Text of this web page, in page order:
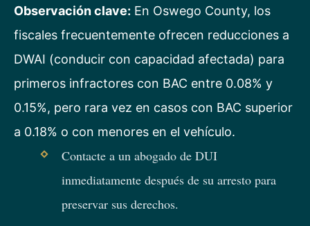
Observación clave: En Oswego County, los
fiscales frecuentemente ofrecen reducciones a
DWAI (conducir con capacidad afectada) para
primeros infractores con BAC entre 0.08% y
0.15%, pero rara vez en casos con BAC superior
a 0.18% o con menores en el vehículo.
Contacte a un abogado de DUI
inmediatamente después de su arresto para
preservar sus derechos.